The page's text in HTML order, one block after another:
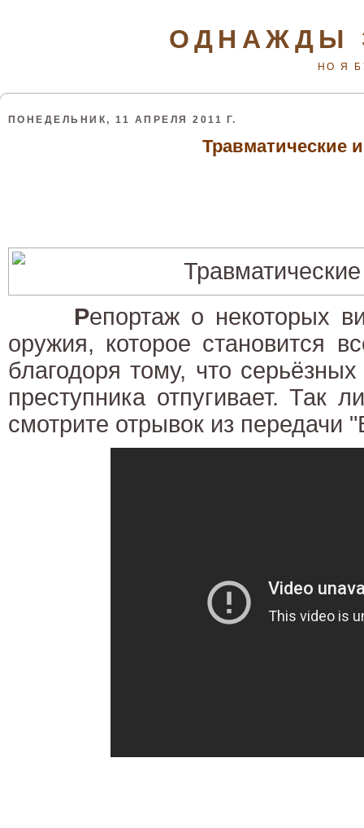
ОДНАЖДЫ
НО Я
ПОНЕДЕЛЬНИК, 11 АПРЕЛЯ 2011 Г.
Травматические
Репортаж о некоторых
оружия, которое становится
благодоря тому, что
преступника отпугивает. Так
смотрите отрывок из передачи